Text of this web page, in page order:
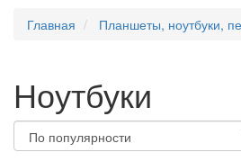
Главная
Планшеты, ноутбуки,
Ноутбуки